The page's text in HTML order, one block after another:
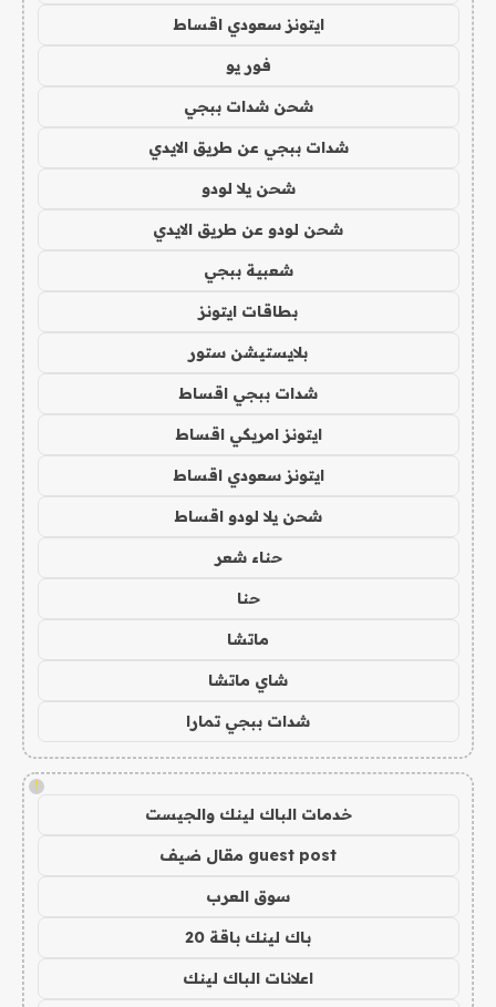
ايتونز سعودي اقساط
فور يو
شحن شدات ببجي
شدات ببجي عن طريق الايدي
شحن يلا لودو
شحن لودو عن طريق الايدي
شعبية ببجي
بطاقات ايتونز
بلايستيشن ستور
شدات ببجي اقساط
ايتونز امريكي اقساط
ايتونز سعودي اقساط
شحن يلا لودو اقساط
حناء شعر
حنا
ماتشا
شاي ماتشا
شدات ببجي تمارا
!
خدمات الباك لينك والجيست
guest post مقال ضيف
سوق العرب
باك لينك باقة 20
اعلانات الباك لينك